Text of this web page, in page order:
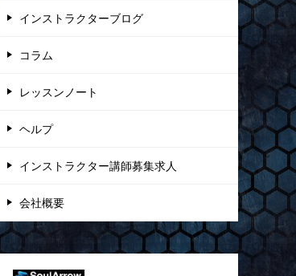
インストラクターブログ
コラム
レッスンノート
ヘルプ
インストラクター講師募集求人
会社概要